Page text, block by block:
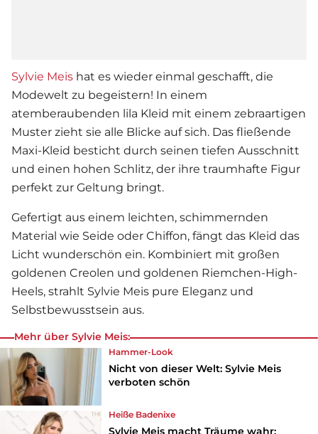
Sylvie Meis hat es wieder einmal geschafft, die
Modewelt zu begeistern! In einem
atemberaubenden lila Kleid mit einem zebraartigen
Muster zieht sie alle Blicke auf sich. Das fließende
Maxi-Kleid besticht durch seinen tiefen Ausschnitt
und einen hohen Schlitz, der ihre traumhafte Figur
perfekt zur Geltung bringt.
Gefertigt aus einem leichten, schimmernden
Material wie Seide oder Chiffon, fängt das Kleid das
Licht wunderschön ein. Kombiniert mit großen
goldenen Creolen und goldenen Riemchen-High-
Heels, strahlt Sylvie Meis pure Eleganz und
Selbstbewusstsein aus.
Mehr über Sylvie Meis:
Hammer-Look
Nicht von dieser Welt: Sylvie Meis
verboten schön
Heiße Badenixe
Sylvie Meis macht Träume wahr: